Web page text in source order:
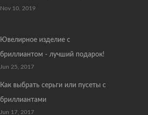
Nov 10, 2019
Ювелирное изделие с
бриллиантом - лучший подарок!
Jun 25, 2017
Как выбрать серьги или пусеты с
бриллиантами
Jun 17, 2017